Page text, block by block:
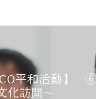
平和活動】 ⑥
訪問〜